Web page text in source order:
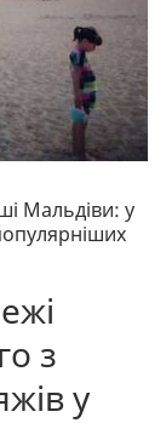
Мальдіви: у
з
у